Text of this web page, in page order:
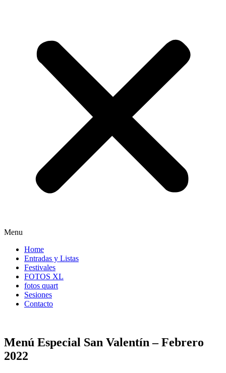
Menu
Home
Entradas y Listas
Festivales
FOTOS XL
fotos quart
Sesiones
Contacto
Menú Especial San Valentín – Febrero
2022